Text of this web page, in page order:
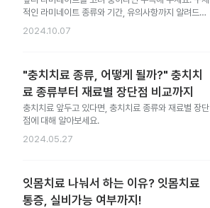
적인 라미네이트 종류와 기간, 유의사항까지 알려드릴
게요.
2024.10.07
"충치치료 종류, 어떻게 될까?" 충치치
료 종류부터 재료별 장단점 비교까지
충치치료 앞두고 있다면, 충치치료 종류와 재료별 장단
점에 대해 알아보세요.
2024.05.27
잇몸치료 나눠서 하는 이유? 잇몸치료
통증, 실비가능 여부까지!